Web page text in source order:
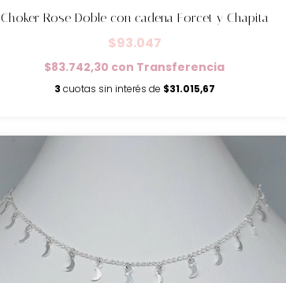
Choker Rose Doble con cadena Forcet y Chapita
$93.047
$83.742,30 con Transferencia
3 cuotas sin interés de $31.015,67